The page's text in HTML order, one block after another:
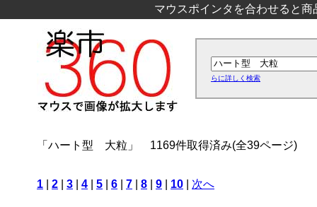
マウスポインタを合わせると
らに詳しく検索
「ハート型 大粒」 1169件取得済み(全39ページ)
1 2 3 4 5 6 7 8 9 10 次へ